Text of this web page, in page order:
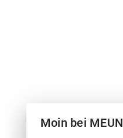
Moin bei MEUN